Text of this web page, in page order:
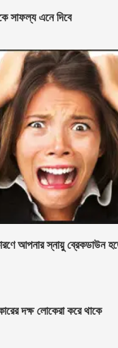
সাফল্য এনে দিবে
আপনার স্নায়ু ব্রেকডাউন
দক্ষ লোকেরা করে থাকে